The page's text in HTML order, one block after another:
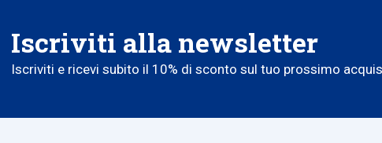
Iscriviti alla newsletter
Iscriviti e ricevi subito il 10% di sconto sul tuo prossimo